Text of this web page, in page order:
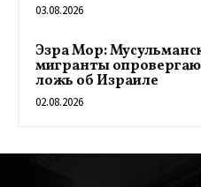
03.08.2026
Эзра Мор:
мигранты
ложь об Израиле
02.08.2026